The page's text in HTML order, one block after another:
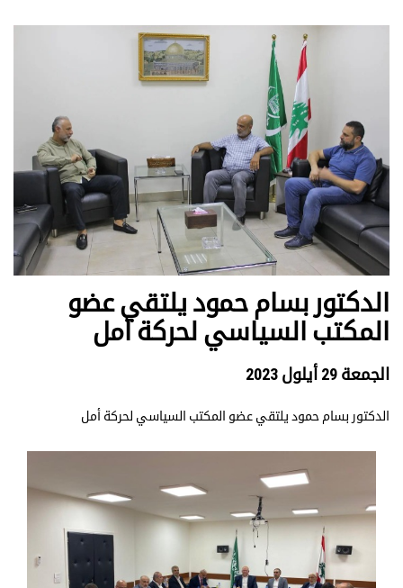
الدكتور بسام حمود يلتقي عضو
المكتب السياسي لحركة أمل
الجمعة 29 أيلول 2023
الدكتور بسام حمود يلتقي عضو المكتب السياسي لحركة أمل